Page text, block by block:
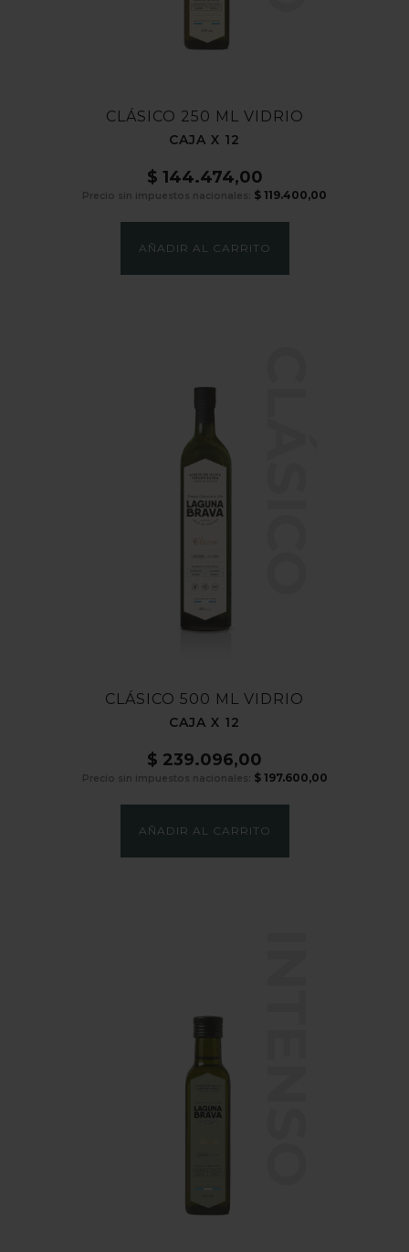
CLÁSICO 250 ML VIDRIO
CAJA X 12
$ 144.474,00
Precio sin impuestos nacionales: $ 119.400,00
AÑADIR AL CARRITO
CLÁSICO 500 ML VIDRIO
CAJA X 12
$ 239.096,00
Precio sin impuestos nacionales: $197.600,00
AÑADIR AL CARRITO